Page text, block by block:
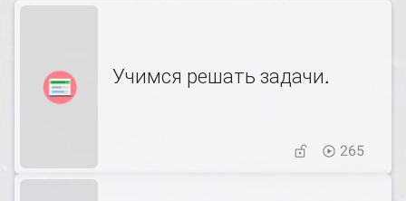
Учимся решать задачи.
265